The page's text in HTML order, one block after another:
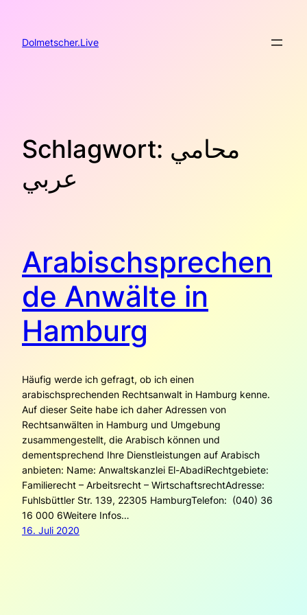
springen
Dolmetscher.Live
Schlagwort: محامي
عربي
Arabischsprechen
de Anwälte in
Hamburg
Häufig werde ich gefragt, ob ich einen
arabischsprechenden Rechtsanwalt in Hamburg kenne.
Auf dieser Seite habe ich daher Adressen von
Rechtsanwälten in Hamburg und Umgebung
zusammengestellt, die Arabisch können und
dementsprechend Ihre Dienstleistungen auf Arabisch
anbieten: Name: Anwaltskanzlei El-AbadiRechtgebiete:
Familierecht – Arbeitsrecht – WirtschaftsrechtAdresse:
Fuhlsbüttler Str. 139, 22305 HamburgTelefon: (040) 36
16 000 6Weitere Infos…
16. Juli 2020